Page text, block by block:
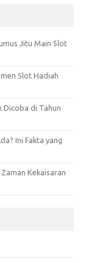
Jitu Main Slot
Slot Hadiah
Dicoba di Tahun
Ini Fakta yang
Kekaisaran